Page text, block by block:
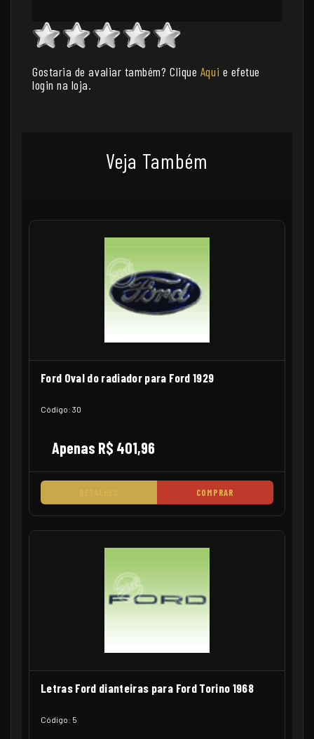
Gostaria de avaliar também? Clique Aqui e efetue
login na loja.
Veja Também
Ford Oval do radiador para Ford 1929
Código: 30
Apenas R$ 401,96
COMPRAR
Letras Ford dianteiras para Ford Torino 1968
Código: 5